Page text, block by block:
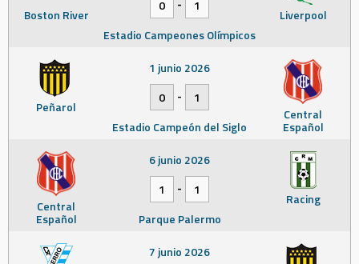
Boston River Liverpool
0
1
Estadio Campeones Olímpicos
Peñarol Central
Español
1 junio 2026
0
-
1
Estadio Campeón del Siglo
Central
Español
Racing
6 junio 2026
1
-
1
Parque Palermo
7 junio 2026